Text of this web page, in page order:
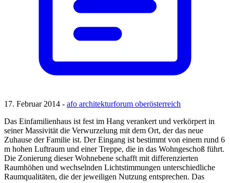
17. Februar 2014 - afo architekturforum oberösterreich
Das Einfamilienhaus ist fest im Hang verankert und verkörpert in
seiner Massivität die Verwurzelung mit dem Ort, der das neue
Zuhause der Familie ist. Der Eingang ist bestimmt von einem rund 6
m hohen Luftraum und einer Treppe, die in das Wohngeschoß führt.
Die Zonierung dieser Wohnebene schafft mit differenzierten
Raumhöhen und wechselnden Lichtstimmungen unterschiedliche
Raumqualitäten, die der jeweiligen Nutzung entsprechen. Das